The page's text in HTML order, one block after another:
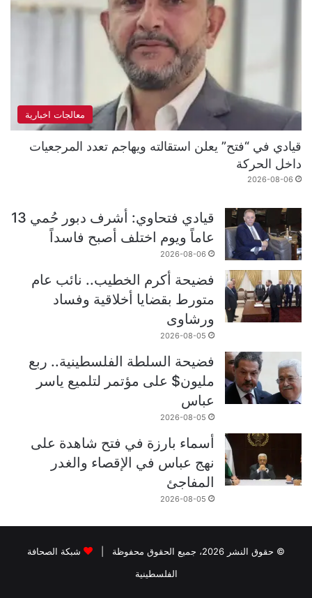
معالجات اخبارية
قيادي في “فتح” يعلن استقالته ويهاجم تعدد المرجعيات
داخل الحركة
2026-08-06
قيادي فتحاوي: أشرف دبور حُمي 13
عاماً ويوم اختلف أصبح فاسداً
2026-08-06
فضيحة أكرم الخطيب.. نائب عام
متورط بقضايا أخلاقية وفساد
ورشاوى
2026-08-05
فضيحة السلطة الفلسطينية.. ربع
مليون$ على مؤتمر لتلميع ياسر
عباس
2026-08-05
أسماء بارزة في فتح شاهدة على
نهج عباس في الإقصاء والغدر
المفاجئ
2026-08-05
© حقوق النشر 2026، جميع الحقوق محفوظة |
شبكة الصحافة
الفلسطينية